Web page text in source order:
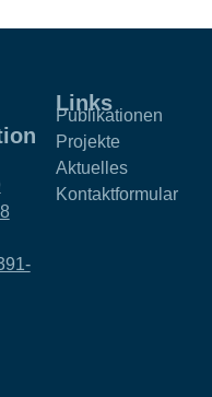
Links
Publikationen
Projekte
Aktuelles
Kontaktformular